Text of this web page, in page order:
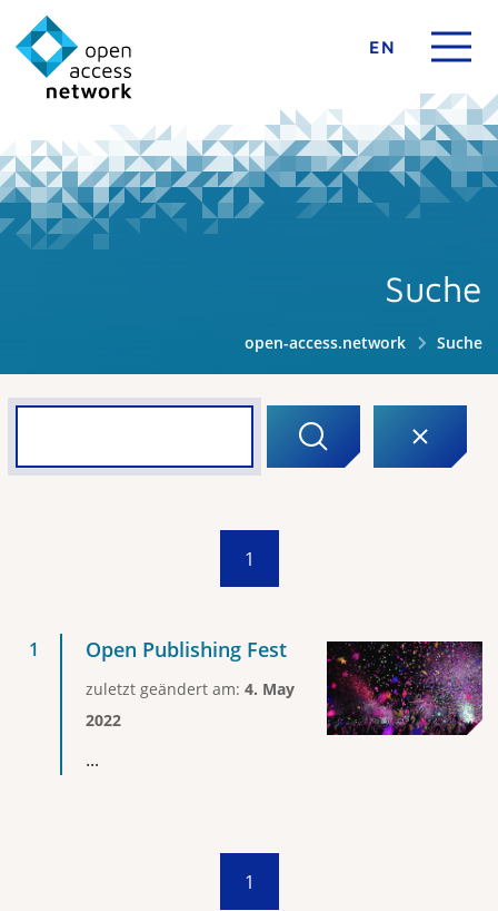
EN
Suche
open-access.network Suche
1
Open Publishing Fest
zuletzt geändert am: 4. May
2022
...
1